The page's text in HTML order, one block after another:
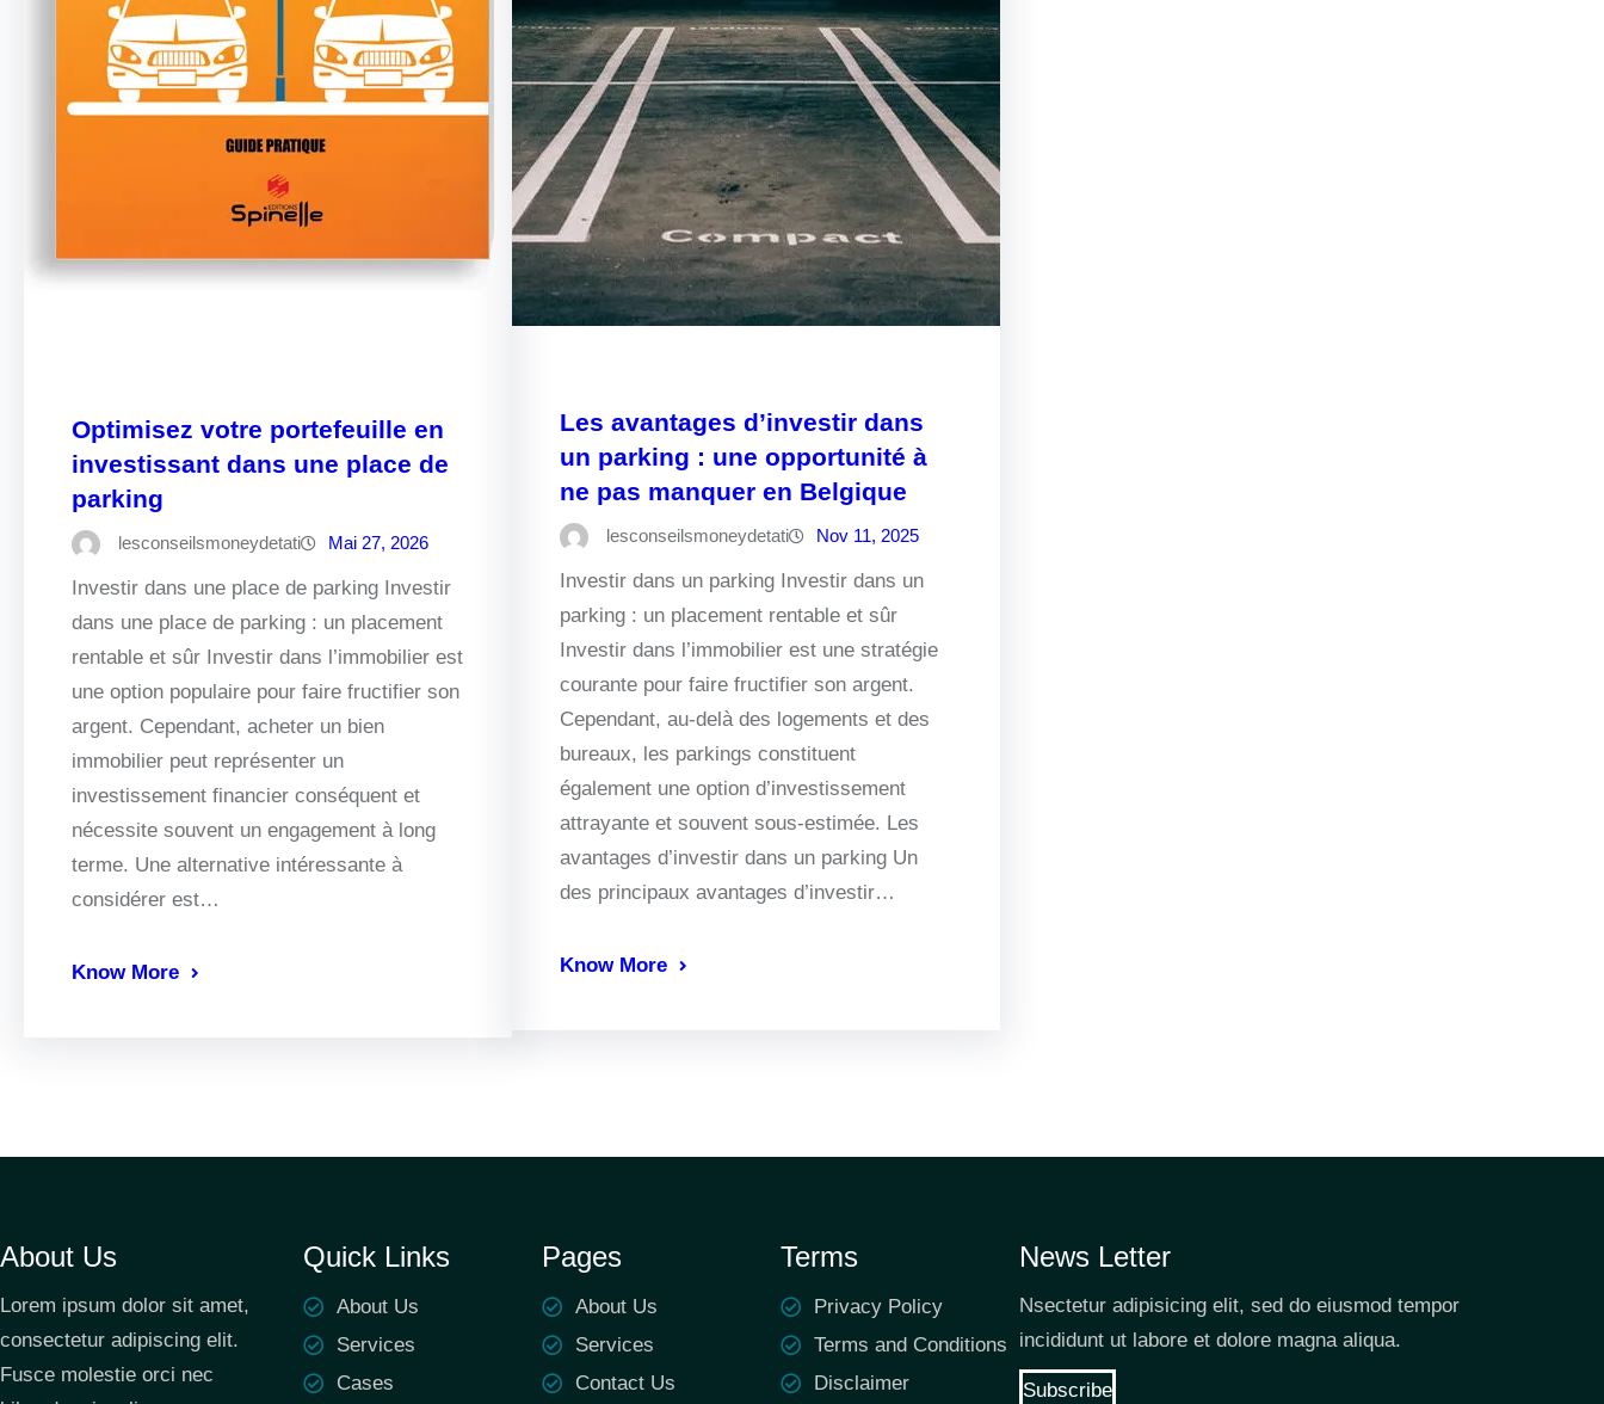
Optimisez votre portefeuille en
investissant dans une place de
parking
lesconseilsmoneydetati Mai 27, 2026
Investir dans une place de parking Investir
dans une place de parking : un placement
rentable et sûr Investir dans l’immobilier est
une option populaire pour faire fructifier son
argent. Cependant, acheter un bien
immobilier peut représenter un
investissement financier conséquent et
nécessite souvent un engagement à long
terme. Une alternative intéressante à
considérer est…
Know More
Les avantages d’investir dans
un parking : une opportunité à
ne pas manquer en Belgique
lesconseilsmoneydetati Nov 11, 2025
Investir dans un parking Investir dans un
parking : un placement rentable et sûr
Investir dans l’immobilier est une stratégie
courante pour faire fructifier son argent.
Cependant, au-delà des logements et des
bureaux, les parkings constituent
également une option d’investissement
attrayante et souvent sous-estimée. Les
avantages d’investir dans un parking Un
des principaux avantages d’investir…
Know More
About Us
Lorem ipsum dolor sit amet,
consectetur adipiscing elit.
Fusce molestie orci nec
Quick Links
About Us
Services
Cases
Pages
About Us
Services
Contact Us
Terms
Privacy Policy
Terms and Conditions
Disclaimer
News Letter
Nsectetur adipisicing elit, sed do eiusmod tempor
incididunt ut labore et dolore magna aliqua.
Subscribe